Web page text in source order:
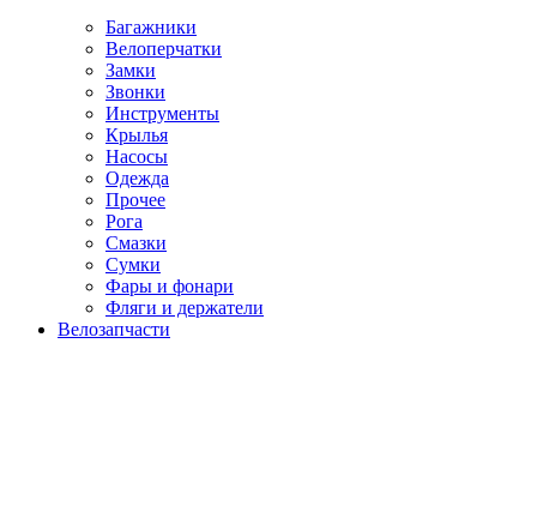
Багажники
Велоперчатки
Замки
Звонки
Инструменты
Крылья
Насосы
Одежда
Прочее
Рога
Смазки
Сумки
Фары и фонари
Фляги и держатели
Велозапчасти